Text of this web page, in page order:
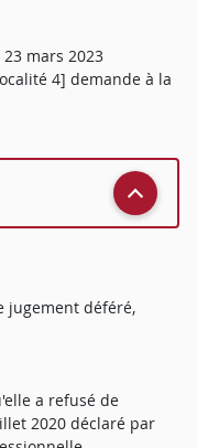
mars 2023
4] demande à la
jugement déféré,
a refusé de
2020 déclaré par